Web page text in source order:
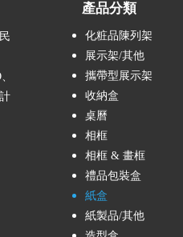
產品分類
化粧品陳列架
展示架/其他
攜帶型展示架
收納盒
桌曆
相框
相框 & 畫框
禮品包裝盒
紙盒
紙製品/其他